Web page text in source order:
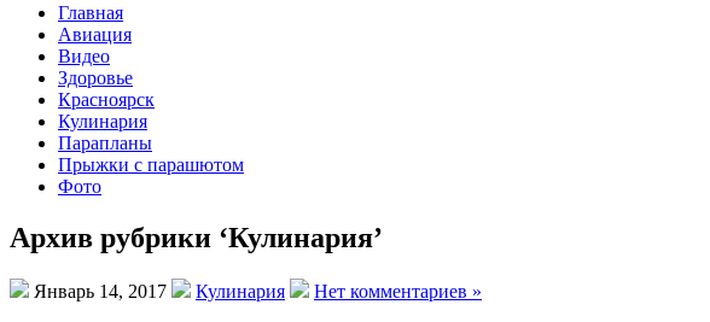
Главная
Авиация
Видео
Здоровье
Красноярск
Кулинария
Парапланы
Прыжки с парашютом
Фото
Архив рубрики ‘Кулинария’
Январь 14, 2017 Кулинария Нет комментариев »